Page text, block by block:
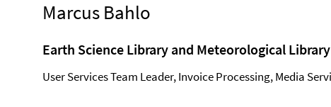
Marcus Bahlo
Earth Science Library and Meteorological Library
User Services Team Leader, Invoice Processing, Media